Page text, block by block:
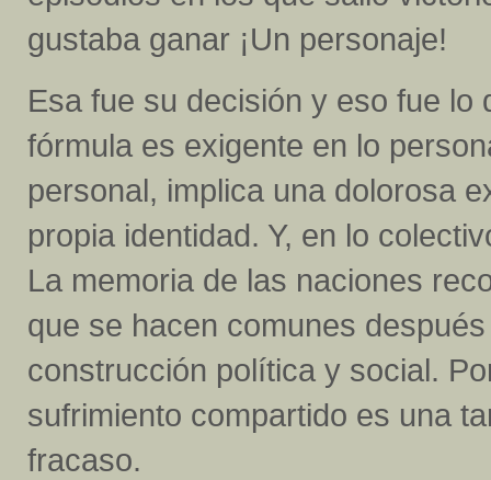
gustaba ganar ¡Un personaje!
Esa fue su decisión y eso fue
fórmula es exigente en lo
personal, implica una dolorosa
propia identidad. Y, en lo
La memoria de las naciones
que se hacen comunes
construcción política y social.
sufrimiento compartido es una
fracaso.